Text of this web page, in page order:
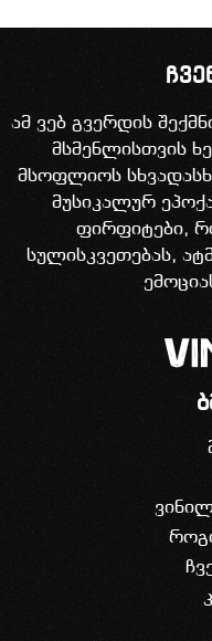
ამ ვებ გვერდის
მსმენლისთვის
მსოფლიოს
მუსიკალურ
ფირფიტები,
სულისკვეთებას,